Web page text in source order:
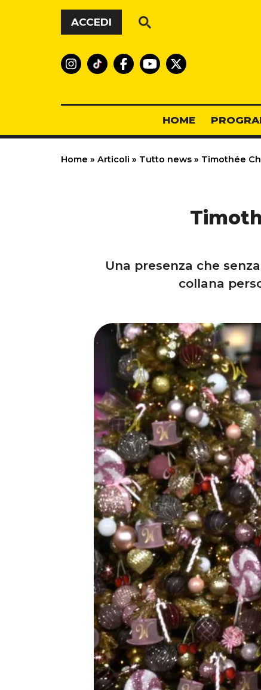
Vai al contenuto
ACCEDI
HOME
Home » Articoli » Tutto news » Timothée
Una presenza che
collana